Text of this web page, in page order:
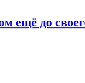
ещё до